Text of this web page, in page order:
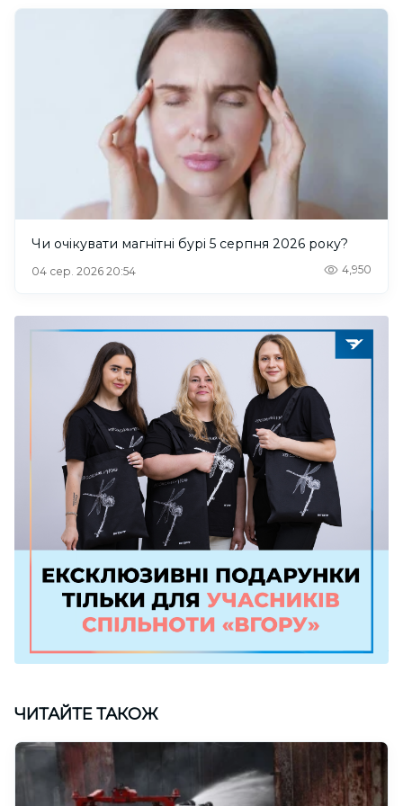
Чи очікувати магнітні бурі 5 серпня 2026 року?
04 сер. 2026 20:54 4,950
ЧИТАЙТЕ ТАКОЖ